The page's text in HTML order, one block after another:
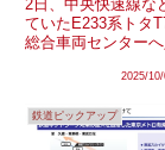
2日、中央快速線な
ていたE233系トタ
総合車両センター
いることから計画
可能性が考えられ
2020年に製造され
2025/10/
鉄道ピックアップ